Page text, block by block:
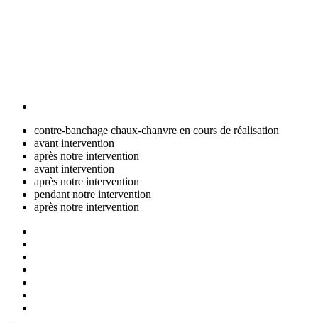
contre-banchage chaux-chanvre en cours de réalisation
avant intervention
après notre intervention
avant intervention
après notre intervention
pendant notre intervention
après notre intervention